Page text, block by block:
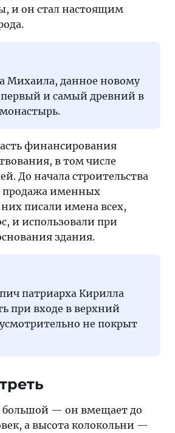
и он стал настоящим
Михаила, данное новому
первый и самый древний в
финансирования
в том числе
До начала строительства
продажа именных
писали имена всех,
и использовали при
здания.
патриарха Кирилла
при входе в верхний
не покрыт
большой — он вмещает до
а высота колокольни —